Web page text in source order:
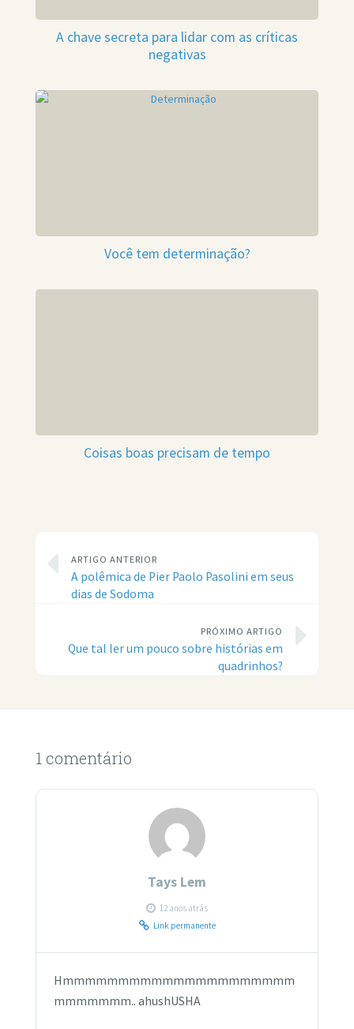
A chave secreta para lidar com as críticas
negativas
Você tem determinação?
Coisas boas precisam de tempo
ARTIGO ANTERIOR
A polêmica de Pier Paolo Pasolini em seus
dias de Sodoma
PRÓXIMO ARTIGO
Que tal ler um pouco sobre histórias em
quadrinhos?
1 comentário
Tays Lem
12 anos atrás
Link permanente
Hmmmmmmmmmmmmmmmmmmmmm
mmmmmmm.. ahushUSHA